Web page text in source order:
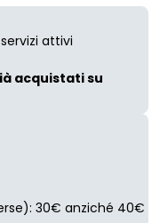
attivi
acquistati su
30€ anziché 40€